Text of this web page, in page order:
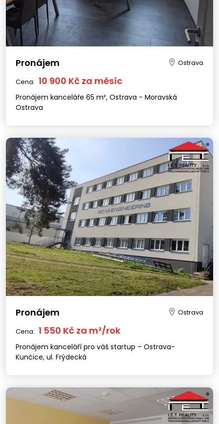
Pronájem Ostrava
Cena: 10 900 Kč za měsíc
Pronájem kanceláře 65 m², Ostrava - Moravská
Ostrava
Pronájem Ostrava
Cena: 1 550 Kč za m²/rok
Pronájem kanceláří pro váš startup – Ostrava-
Kunčice, ul. Frýdecká